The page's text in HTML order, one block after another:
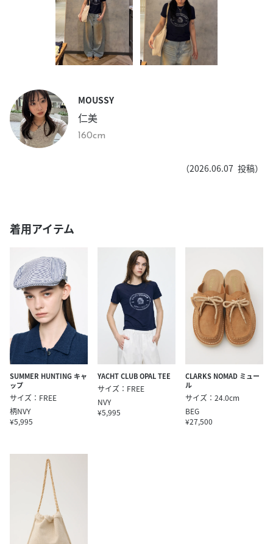
MOUSSY
仁美
160cm
（2026.06.07 投稿）
着用アイテム
SUMMER HUNTING キャ
ップ
サイズ：FREE
柄NVY
¥5,995
YACHT CLUB OPAL TEE
サイズ：FREE
NVY
¥5,995
CLARKS NOMAD ミュー
ル
サイズ：24.0cm
BEG
¥27,500